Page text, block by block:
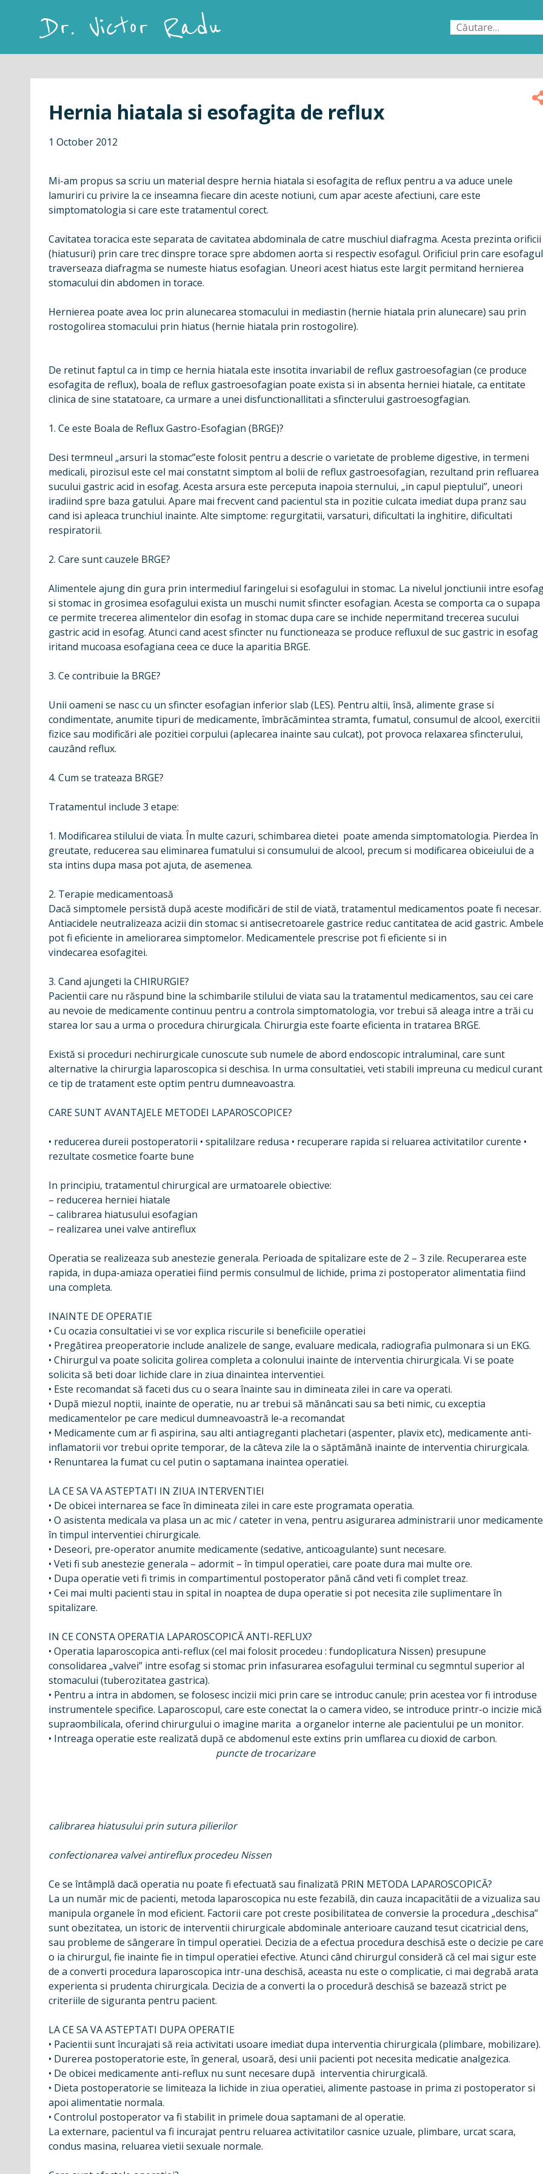
Caută
Hernia hiatala si esofagita de reflux
1 October 2012
Mi-am propus sa scriu un material despre hernia hiatala si esofagita de reflux pentru a va aduce unele
lamuriri cu privire la ce inseamna fiecare din aceste notiuni, cum apar aceste afectiuni, care este
simptomatologia si care este tratamentul corect.
Cavitatea toracica este separata de cavitatea abdominala de catre muschiul diafragma. Acesta prezinta orificii
(hiatusuri) prin care trec dinspre torace spre abdomen aorta si respectiv esofagul. Orificiul prin care esofagul
traverseaza diafragma se numeste hiatus esofagian. Uneori acest hiatus este largit permitand hernierea
stomacului din abdomen in torace.
Hernierea poate avea loc prin alunecarea stomacului in mediastin (hernie hiatala prin alunecare) sau prin
rostogolirea stomacului prin hiatus (hernie hiatala prin rostogolire).
De retinut faptul ca in timp ce hernia hiatala este insotita invariabil de reflux gastroesofagian (ce produce
esofagita de reflux), boala de reflux gastroesofagian poate exista si in absenta herniei hiatale, ca entitate
clinica de sine statatoare, ca urmare a unei disfunctionallitati a sfincterului gastroesogfagian.
1. Ce este Boala de Reflux Gastro-Esofagian (BRGE)?
Desi termneul „arsuri la stomac”este folosit pentru a descrie o varietate de probleme digestive, in termeni
medicali, pirozisul este cel mai constatnt simptom al bolii de reflux gastroesofagian, rezultand prin refluarea
sucului gastric acid in esofag. Acesta arsura este perceputa inapoia sternului, „in capul pieptului”, uneori
iradiind spre baza gatului. Apare mai frecvent cand pacientul sta in pozitie culcata imediat dupa pranz sau
cand isi apleaca trunchiul inainte. Alte simptome: regurgitatii, varsaturi, dificultati la inghitire, dificultati
respiratorii.
2. Care sunt cauzele BRGE?
Alimentele ajung din gura prin intermediul faringelui si esofagului in stomac. La nivelul jonctiunii intre
si stomac in grosimea esofagului exista un muschi numit sfincter esofagian. Acesta se comporta ca o supapa
ce permite trecerea alimentelor din esofag in stomac dupa care se inchide nepermitand trecerea sucului
gastric acid in esofag. Atunci cand acest sfincter nu functioneaza se produce refluxul de suc gastric in esofag
iritand mucoasa esofagiana ceea ce duce la aparitia BRGE.
3. Ce contribuie la BRGE?
Unii oameni se nasc cu un sfincter esofagian inferior slab (LES). Pentru altii, însă, alimente grase si
condimentate, anumite tipuri de medicamente, îmbrăcămintea stramta, fumatul, consumul de alcool, exercitii
fizice sau modificări ale pozitiei corpului (aplecarea inainte sau culcat), pot provoca relaxarea sfincterului,
cauzând reflux.
4. Cum se trateaza BRGE?
Tratamentul include 3 etape:
1. Modificarea stilului de viata. În multe cazuri, schimbarea dietei poate amenda simptomatologia. Pierdea în
greutate, reducerea sau eliminarea fumatului si consumului de alcool, precum si modificarea obiceiului de a
sta intins dupa masa pot ajuta, de asemenea.
2. Terapie medicamentoasă
Dacă simptomele persistă după aceste modificări de stil de viată, tratamentul medicamentos poate fi necesar.
Antiacidele neutralizeaza acizii din stomac si antisecretoarele gastrice reduc cantitatea de acid gastric.
pot fi eficiente in ameliorarea simptomelor. Medicamentele prescrise pot fi eficiente si in
vindecarea esofagitei.
3. Cand ajungeti la CHIRURGIE?
Pacientii care nu răspund bine la schimbarile stilului de viata sau la tratamentul medicamentos, sau cei care
au nevoie de medicamente continuu pentru a controla simptomatologia, vor trebui să aleaga intre a trăi cu
starea lor sau a urma o procedura chirurgicala. Chirurgia este foarte eficienta in tratarea BRGE.
Există si proceduri nechirurgicale cunoscute sub numele de abord endoscopic intraluminal, care sunt
alternative la chirurgia laparoscopica si deschisa. In urma consultatiei, veti stabili impreuna cu medicul curant
ce tip de tratament este optim pentru dumneavoastra.
CARE SUNT AVANTAJELE METODEI LAPAROSCOPICE?
• reducerea dureii postoperatorii • spitalilzare redusa • recuperare rapida si reluarea activitatilor curente •
rezultate cosmetice foarte bune
In principiu, tratamentul chirurgical are urmatoarele obiective:
– reducerea herniei hiatale
– calibrarea hiatusului esofagian
– realizarea unei valve antireflux
Operatia se realizeaza sub anestezie generala. Perioada de spitalizare este de 2 – 3 zile. Recuperarea este
rapida, in dupa-amiaza operatiei fiind permis consulmul de lichide, prima zi postoperator alimentatia fiind
una completa.
INAINTE DE OPERATIE
• Cu ocazia consultatiei vi se vor explica riscurile si beneficiile operatiei
• Pregătirea preoperatorie include analizele de sange, evaluare medicala, radiografia pulmonara si un EKG.
• Chirurgul va poate solicita golirea completa a colonului inainte de interventia chirurgicala. Vi se poate
solicita să beti doar lichide clare in ziua dinaintea interventiei.
• Este recomandat să faceti dus cu o seara înainte sau in dimineata zilei in care va operati.
• După miezul noptii, inainte de operatie, nu ar trebui să mănâncati sau sa beti nimic, cu exceptia
medicamentelor pe care medicul dumneavoastră le-a recomandat
• Medicamente cum ar fi aspirina, sau alti antiagreganti plachetari (aspenter, plavix etc), medicamente anti-
inflamatorii vor trebui oprite temporar, de la câteva zile la o săptămână inainte de interventia chirurgicala.
• Renuntarea la fumat cu cel putin o saptamana inaintea operatiei.
LA CE SA VA ASTEPTATI IN ZIUA INTERVENTIEI
• De obicei internarea se face în dimineata zilei in care este programata operatia.
• O asistenta medicala va plasa un ac mic / cateter in vena, pentru asigurarea administrarii unor medicamente
în timpul interventiei chirurgicale.
• Deseori, pre-operator anumite medicamente (sedative, anticoagulante) sunt necesare.
• Veti fi sub anestezie generala – adormit – în timpul operatiei, care poate dura mai multe ore.
• Dupa operatie veti fi trimis in compartimentul postoperator până când veti fi complet treaz.
• Cei mai multi pacienti stau in spital in noaptea de dupa operatie si pot necesita zile suplimentare în
spitalizare.
IN CE CONSTA OPERATIA LAPAROSCOPICĂ ANTI-REFLUX?
• Operatia laparoscopica anti-reflux (cel mai folosit procedeu : fundoplicatura Nissen) presupune
consolidarea „valvei” intre esofag si stomac prin infasurarea esofagului terminal cu segmntul superior al
stomacului (tuberozitatea gastrica).
• Pentru a intra in abdomen, se folosesc incizii mici prin care se introduc canule; prin acestea vor fi introduse
instrumentele specifice. Laparoscopul, care este conectat la o camera video, se introduce printr-o incizie mică
supraombilicala, oferind chirurgului o imagine marita a organelor interne ale pacientului pe un monitor.
• Intreaga operatie este realizată după ce abdomenul este extins prin umflarea cu dioxid de carbon.
puncte de trocarizare
calibrarea hiatusului prin sutura pilierilor
confectionarea valvei antireflux procedeu Nissen
Ce se întâmplă dacă operatia nu poate fi efectuată sau finalizată PRIN METODA LAPAROSCOPICĂ?
La un număr mic de pacienti, metoda laparoscopica nu este fezabilă, din cauza incapacitătii de a vizualiza sau
manipula organele în mod eficient. Factorii care pot creste posibilitatea de conversie la procedura „deschisa”
sunt obezitatea, un istoric de interventii chirurgicale abdominale anterioare cauzand tesut cicatricial dens,
sau probleme de sângerare în timpul operatiei. Decizia de a efectua procedura deschisă este o decizie pe
o ia chirurgul, fie inainte fie in timpul operatiei efective. Atunci când chirurgul consideră că cel mai sigur este
de a converti procedura laparoscopica intr-una deschisă, aceasta nu este o complicatie, ci mai degrabă arata
experienta si prudenta chirurgicala. Decizia de a converti la o procedură deschisă se bazează strict pe
criteriile de siguranta pentru pacient.
LA CE SA VA ASTEPTATI DUPA OPERATIE
• Pacientii sunt încurajati să reia activitati usoare imediat dupa interventia chirurgicala (plimbare, mobilizare).
• Durerea postoperatorie este, în general, usoară, desi unii pacienti pot necesita medicatie analgezica.
• De obicei medicamente anti-reflux nu sunt necesare după interventia chirurgicală.
• Dieta postoperatorie se limiteaza la lichide in ziua operatiei, alimente pastoase in prima zi postoperator si
apoi alimentatie normala.
• Controlul postoperator va fi stabilit in primele doua saptamani de al operatie.
La externare, pacientul va fi incurajat pentru reluarea activitatilor casnice uzuale, plimbare, urcat scara,
condus masina, reluarea vietii sexuale normale.